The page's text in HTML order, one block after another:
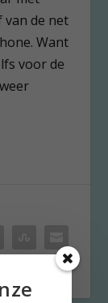
van de net
Want
voor de